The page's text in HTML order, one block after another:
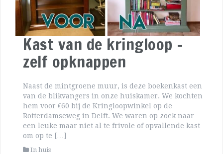
Kast van de kringloop –
zelf opknappen
Naast de mintgroene muur, is deze boekenkast een
van de blikvangers in onze huiskamer. We kochten
hem voor €60 bij de Kringloopwinkel op de
Rotterdamseweg in Delft. We waren op zoek naar
een leuke maar niet al te frivole of opvallende kast
om op te […]
In huis